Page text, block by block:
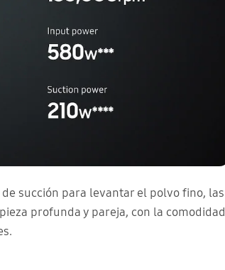
succión para levantar el polvo fino, las
profunda y pareja, con la comodidad